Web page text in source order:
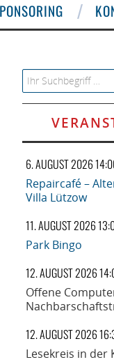
Search for:
6. AUGUST 2026
Repaircafé –
Villa Lützow
11. AUGUST 2026
Park Bingo
12. AUGUST 2026
Offene
12. AUGUST 2026
Lesekreis in der